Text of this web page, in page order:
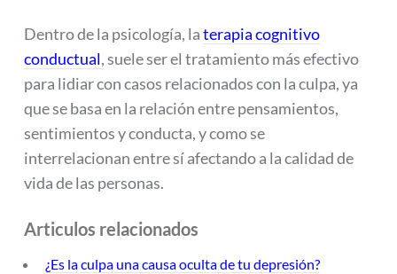
Dentro de la psicología, laterapia cognitivo
conductual, suele ser el tratamiento más efectivo
para lidiar con casos relacionados con la culpa, ya
que se basa en la relación entre pensamientos,
sentimientos y conducta, y como se
interrelacionan entre sí afectando a la calidad de
vida de las personas.
Articulos relacionados
¿Es la culpa una causa oculta de tu depresión?